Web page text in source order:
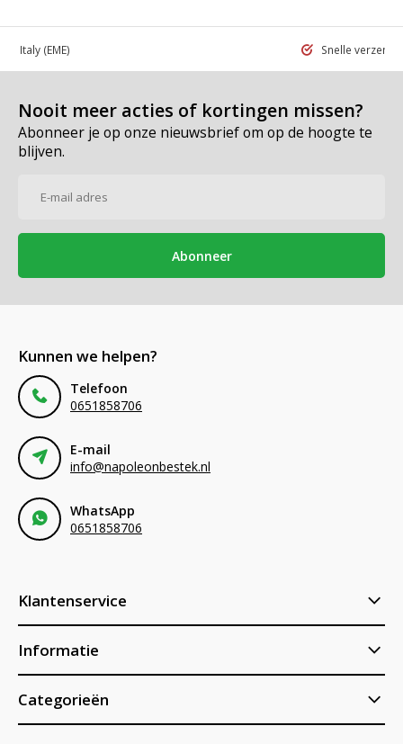
in Italy (EME) Snelle
Nooit meer acties of kortingen missen?
Abonneer je op onze nieuwsbrief om op de hoogte te
blijven.
Abonneer
Kunnen we helpen?
Telefoon
0651858706
E-mail
info@napoleonbestek.nl
WhatsApp
0651858706
Klantenservice
Informatie
Categorieën